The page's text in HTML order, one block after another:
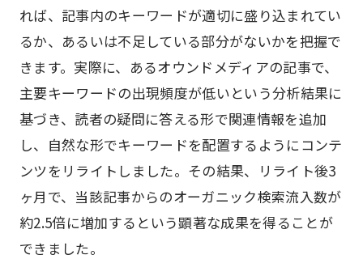
れば、記事内のキーワードが適切に盛り込まれてい
るか、あるいは不足している部分がないかを把握で
きます。実際に、あるオウンドメディアの記事で、
主要キーワードの出現頻度が低いという分析結果に
基づき、読者の疑問に答える形で関連情報を追加
し、自然な形でキーワードを配置するようにコンテ
ンツをリライトしました。その結果、リライト後3
ヶ月で、当該記事からのオーガニック検索流入数が
約2.5倍に増加するという顕著な成果を得ることが
できました。